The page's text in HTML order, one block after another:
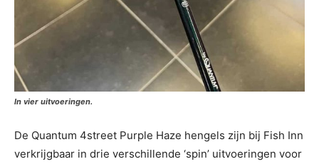
In vier uitvoeringen.
De Quantum 4street Purple Haze hengels zijn bij Fish Inn
verkrijgbaar in drie verschillende ‘spin’ uitvoeringen voor